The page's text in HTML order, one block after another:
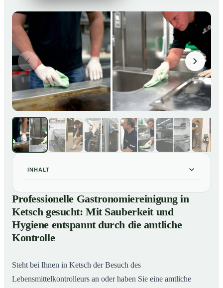
INHALT
01 Professionelle Gastronomiereinigung in Ketsch
gesucht: Mit Sauberkeit und Hygiene entspannt durch
die amtliche Kontrolle
02Gastronomiereinigung in Ketsch – Qualität, die
man sieht
Professionelle Gastronomiereinigung in
Ketsch gesucht: Mit Sauberkeit und
Hygiene entspannt durch die amtliche
Kontrolle
Steht bei Ihnen in Ketsch der Besuch des
Lebensmittelkontrolleurs an oder haben Sie eine amtliche